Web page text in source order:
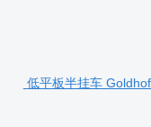
低平板半挂车